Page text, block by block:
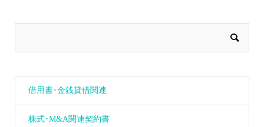
借用書･金銭貸借関連
株式･M&A関連契約書